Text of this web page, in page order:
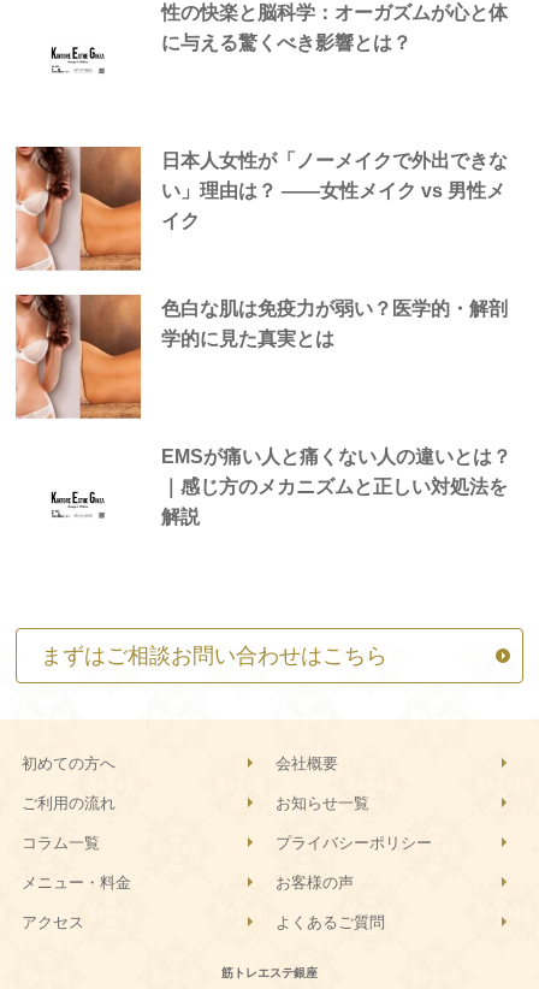
性の快楽と脳科学：オーガズムが心と体
に与える驚くべき影響とは？
日本人女性が「ノーメイクで外出できな
い」理由は？ —―女性メイク vs 男性メ
イク
色白な肌は免疫力が弱い？医学的・解剖
学的に見た真実とは
EMSが痛い人と痛くない人の違いとは？
｜感じ方のメカニズムと正しい対処法を
解説
まずはご相談お問い合わせはこちら
筋トレエステ銀座
初めての方へ 会社概要
ご利用の流れ お知らせ一覧
コラム一覧 プライバシーポリシー
メニュー・料金 お客様の声
アクセス よくあるご質問